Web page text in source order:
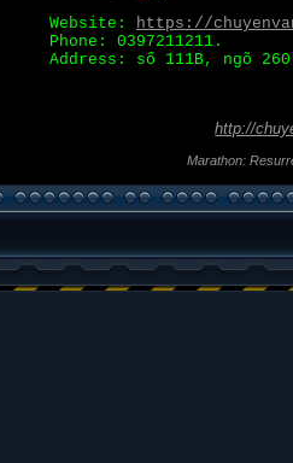
Website: https://
Phone: 0397211211.
Address: số 111B, ngõ
http://
Marathon: